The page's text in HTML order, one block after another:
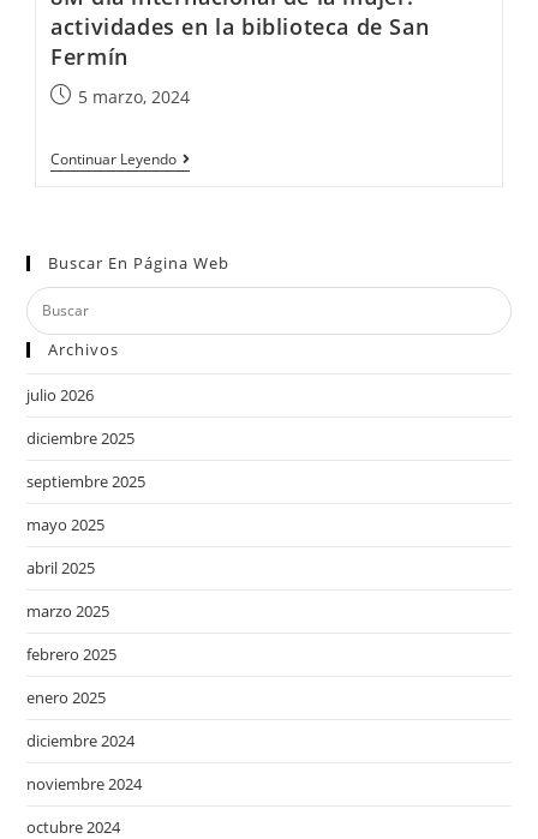
actividades en la biblioteca de San
Fermín
5 marzo, 2024
Continuar Leyendo
Buscar En Página Web
Archivos
julio 2026
diciembre 2025
septiembre 2025
mayo 2025
abril 2025
marzo 2025
febrero 2025
enero 2025
diciembre 2024
noviembre 2024
octubre 2024